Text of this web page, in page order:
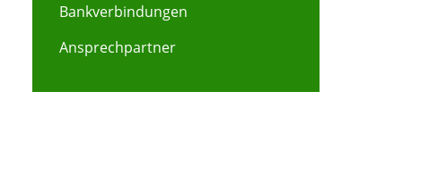
Bankverbindungen
Ansprechpartner